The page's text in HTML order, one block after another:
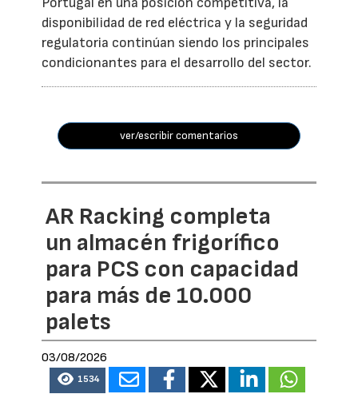
disponibilidad de red eléctrica y la seguridad
regulatoria continúan siendo los principales
condicionantes para el desarrollo del sector.
ver/escribir comentarios
AR Racking completa
un almacén frigorífico
para PCS con capacidad
para más de 10.000
palets
03/08/2026
1534